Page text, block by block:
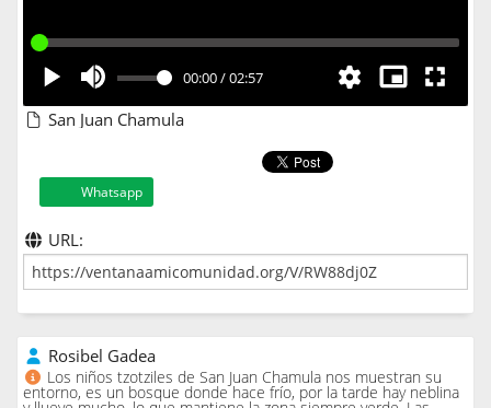
00:00/02:57
San Juan Chamula
Whatsapp
URL:
Rosibel Gadea
Los niños tzotziles de San Juan Chamula nos muestran su
entorno, es un bosque donde hace frío, por la tarde hay neblina